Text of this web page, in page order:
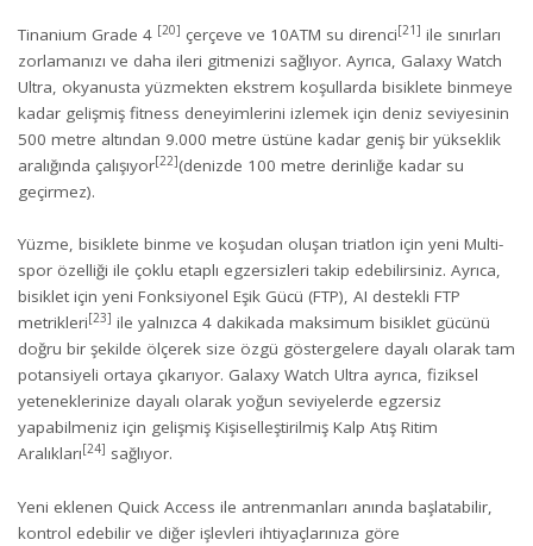
Tinanium Grade 4 [20] çerçeve ve 10ATM su direnci[21] ile sınırları
zorlamanızı ve daha ileri gitmenizi sağlıyor. Ayrıca, Galaxy Watch
Ultra, okyanusta yüzmekten ekstrem koşullarda bisiklete binmeye
kadar gelişmiş fitness deneyimlerini izlemek için deniz seviyesinin
500 metre altından 9.000 metre üstüne kadar geniş bir yükseklik
aralığında çalışıyor[22](denizde 100 metre derinliğe kadar su
geçirmez).
Yüzme, bisiklete binme ve koşudan oluşan triatlon için yeni Multi-
spor özelliği ile çoklu etaplı egzersizleri takip edebilirsiniz. Ayrıca,
bisiklet için yeni Fonksiyonel Eşik Gücü (FTP), AI destekli FTP
metrikleri[23] ile yalnızca 4 dakikada maksimum bisiklet gücünü
doğru bir şekilde ölçerek size özgü göstergelere dayalı olarak tam
potansiyeli ortaya çıkarıyor. Galaxy Watch Ultra ayrıca, fiziksel
yeteneklerinize dayalı olarak yoğun seviyelerde egzersiz
yapabilmeniz için gelişmiş Kişiselleştirilmiş Kalp Atış Ritim
Aralıkları[24] sağlıyor.
Yeni eklenen Quick Access ile antrenmanları anında başlatabilir,
kontrol edebilir ve diğer işlevleri ihtiyaçlarınıza göre